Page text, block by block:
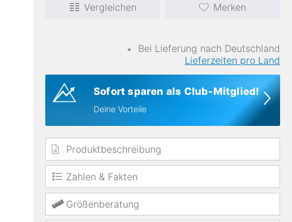
Vergleichen Merken
∗
Bei Lieferung nach Deutschland
Lieferzeiten pro Land
Sofort sparen als Club-Mitglied!
Deine Vorteile
Produktbeschreibung
Zahlen & Fakten
Größenberatung